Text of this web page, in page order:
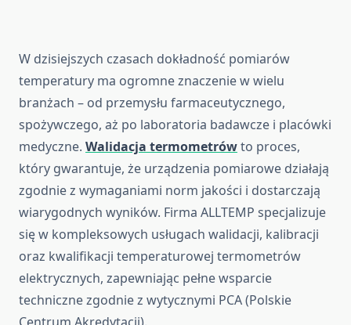
W dzisiejszych czasach dokładność pomiarów
temperatury ma ogromne znaczenie w wielu
branżach – od przemysłu farmaceutycznego,
spożywczego, aż po laboratoria badawcze i placówki
medyczne. Walidacja termometrówto proces,
który gwarantuje, że urządzenia pomiarowe działają
zgodnie z wymaganiami norm jakości i dostarczają
wiarygodnych wyników. Firma ALLTEMP specjalizuje
się w kompleksowych usługach walidacji, kalibracji
oraz kwalifikacji temperaturowej termometrów
elektrycznych, zapewniając pełne wsparcie
techniczne zgodnie z wytycznymi PCA (Polskie